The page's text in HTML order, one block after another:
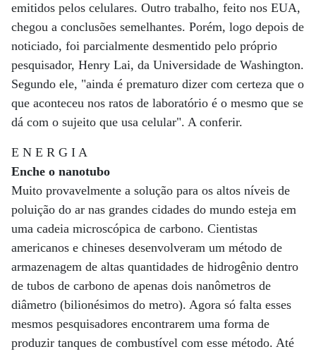
emitidos pelos celulares. Outro trabalho, feito nos EUA,
chegou a conclusões semelhantes. Porém, logo depois de
noticiado, foi parcialmente desmentido pelo próprio
pesquisador, Henry Lai, da Universidade de Washington.
Segundo ele, "ainda é prematuro dizer com certeza que o
que aconteceu nos ratos de laboratório é o mesmo que se
dá com o sujeito que usa celular". A conferir.
E N E R G I A
Enche o nanotubo
Muito provavelmente a solução para os altos níveis de
poluição do ar nas grandes cidades do mundo esteja em
uma cadeia microscópica de carbono. Cientistas
americanos e chineses desenvolveram um método de
armazenagem de altas quantidades de hidrogênio dentro
de tubos de carbono de apenas dois nanômetros de
diâmetro (bilionésimos do metro). Agora só falta esses
mesmos pesquisadores encontrarem uma forma de
produzir tanques de combustível com esse método. Até